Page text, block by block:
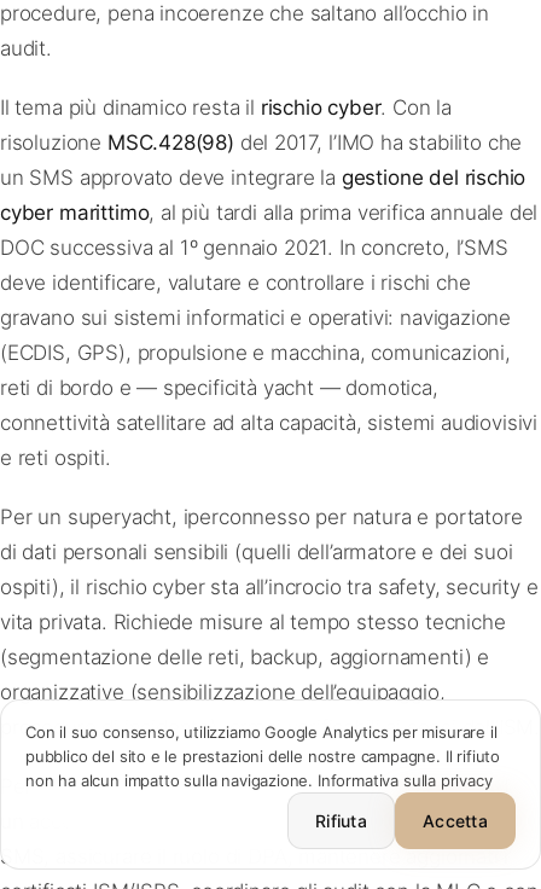
FR·EN·IT·ES
Accedi
Contattaci→
contact@cursorio.info
+33 7 89 25 83 77
procedure, pena incoerenze che saltano all’occhio in
audit.
Il tema più dinamico resta il rischio cyber. Con la
risoluzione MSC.428(98) del 2017, l’IMO ha stabilito che
un SMS approvato deve integrare la gestione del rischio
cyber marittimo, al più tardi alla prima verifica annuale del
DOC successiva al 1º gennaio 2021. In concreto, l’SMS
deve identificare, valutare e controllare i rischi che
gravano sui sistemi informatici e operativi: navigazione
(ECDIS, GPS), propulsione e macchina, comunicazioni,
reti di bordo e — specificità yacht — domotica,
connettività satellitare ad alta capacità, sistemi audiovisivi
e reti ospiti.
Per un superyacht, iperconnesso per natura e portatore
di dati personali sensibili (quelli dell’armatore e dei suoi
ospiti), il rischio cyber sta all’incrocio tra safety, security e
vita privata. Richiede misure al tempo stesso tecniche
(segmentazione delle reti, backup, aggiornamenti) e
organizzative (sensibilizzazione dell’equipaggio,
procedure di incidente), ormai verificabili ai sensi dell’ISM.
Per Cursorio, queste evoluzioni confermano il valore di
un accompagnamento esternalizzato: tenere vivo un
SMS, assicurare il ruolo di DPA, mantenere aggiornati i
Con il suo consenso, utilizziamo Google Analytics per misurare il
pubblico del sito e le prestazioni delle nostre campagne. Il rifiuto
non ha alcun impatto sulla navigazione. Informativa sulla privacy
Rifiuta Accetta